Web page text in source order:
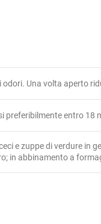
Una volta aperto
preferibilmente entro 18
e zuppe di verdure in
in abbinamento a